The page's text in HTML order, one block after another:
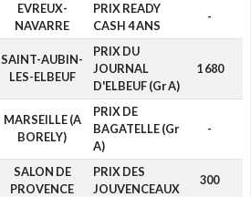
EVREUX-
NAVARRE
PRIX READY
CASH 4 ANS
-
SAINT-AUBIN-
LES-ELBEUF
PRIX DU
JOURNAL
D'ELBEUF (Gr A)
1 680
MARSEILLE (A
BORELY)
PRIX DE
BAGATELLE (Gr
A)
-
SALON DE
PROVENCE
PRIX DES
JOUVENCEAUX
300